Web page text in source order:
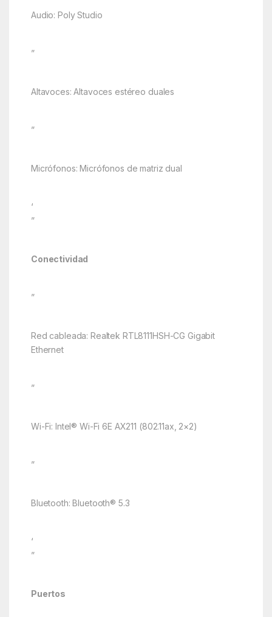
Audio: Poly Studio
”
Altavoces: Altavoces estéreo duales
”
Micrófonos: Micrófonos de matriz dual
‘
”
Conectividad
”
Red cableada: Realtek RTL8111HSH-CG Gigabit
Ethernet
”
Wi-Fi: Intel® Wi-Fi 6E AX211 (802.11ax, 2×2)
”
Bluetooth: Bluetooth® 5.3
‘
”
Puertos